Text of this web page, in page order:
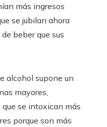
más ingresos
se jubilan ahora
beber que sus
alcohol supone un
mayores,
se intoxican más
porque son más